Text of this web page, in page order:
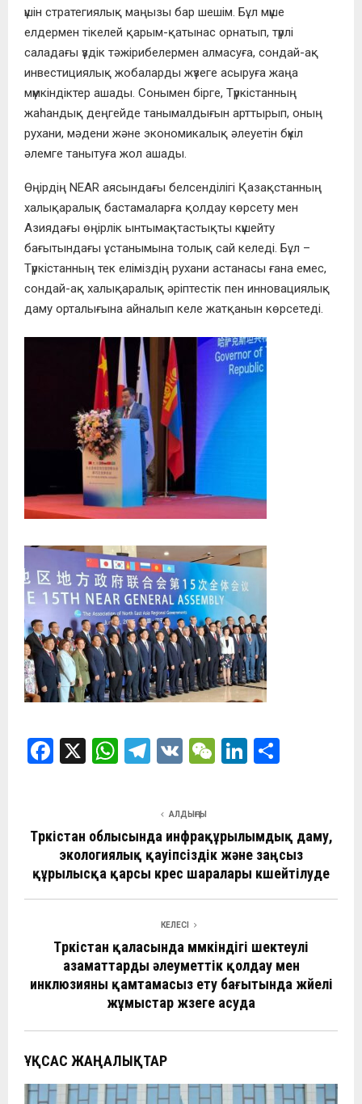
үшін стратегиялық маңызы бар шешім. Бұл мүше
елдермен тікелей қарым-қатынас орнатып, түрлі
саладағы үздік тәжірибелермен алмасуға, сондай-ақ
инвестициялық жобаларды жүзеге асыруға жаңа
мүмкіндіктер ашады. Сонымен бірге, Түркістанның
жаһандық деңгейде танымалдығын арттырып, оның
рухани, мәдени және экономикалық әлеуетін бүкіл
әлемге танытуға жол ашады.
Өңірдің NEAR аясындағы белсенділігі Қазақстанның
халықаралық бастамаларға қолдау көрсету мен
Азиядағы өңірлік ынтымақтастықты күшейту
бағытындағы ұстанымына толық сай келеді. Бұл –
Түркістанның тек еліміздің рухани астанасы ғана емес,
сондай-ақ халықаралық әріптестік пен инновациялық
даму орталығына айналып келе жатқанын көрсетеді.
F
b
o
o
k
X
W
s
A
p
p
T
gr
a
m
V
W
h
at
Li
dI
n
р
а
в
и
АЛДЫҢҒЫ
Түркістан облысында инфрақұрылымдық даму,
экологиялық қауіпсіздік және заңсыз
құрылысқа қарсы күрес шаралары күшейтілуде
КЕЛЕСІ
Түркістан қаласында мүмкіндігі шектеулі
азаматтарды әлеуметтік қолдау мен
инклюзияны қамтамасыз ету бағытында жүйелі
жұмыстар жүзеге асуда
ҰҚСАС ЖАҢАЛЫҚТАР